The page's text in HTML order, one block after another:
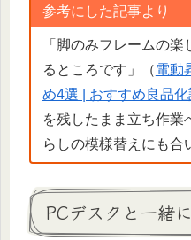
参考にした記事より
「脚のみフレームの
るところです」（電動
め4選 | おすすめ良品
を残したまま立ち作業
らしの模様替えにも合
PCデスクと一緒